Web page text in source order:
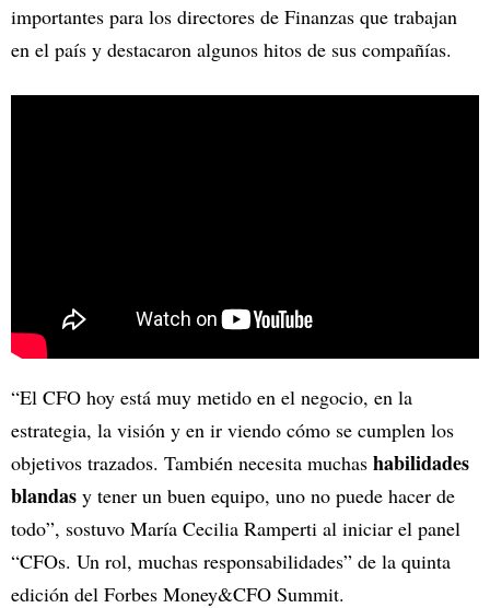
importantes para los directores de Finanzas que trabajan
en el país y destacaron algunos hitos de sus compañías.
“El CFO hoy está muy metido en el negocio, en la
estrategia, la visión y en ir viendo cómo se cumplen los
objetivos trazados. También necesita muchas habilidades
blandas y tener un buen equipo, uno no puede hacer de
todo”, sostuvo María Cecilia Ramperti al iniciar el panel
“CFOs. Un rol, muchas responsabilidades” de la quinta
edición del Forbes Money&CFO Summit.